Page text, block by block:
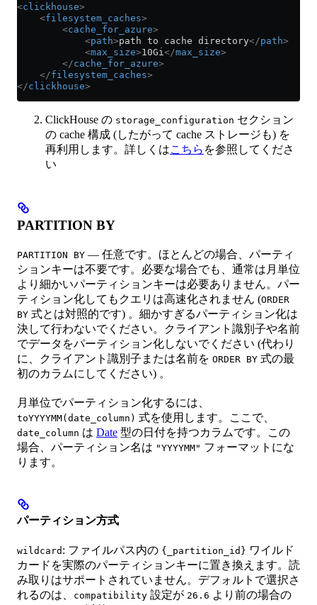
<clickhouse>
    <
filesystem_caches>
        <
cache_for_azure>
            <
path>path to cache directory</path>
            <
max_size>10Gi</max_size>
        </
cache_for_azure>
    </
filesystem_caches>
</clickhouse>
ClickHouse の storage_configuration セクション
の cache 構成 (したがって cache ストレージも) を
再利用します。詳しくはこちら を参照してくださ
い
PARTITION BY
PARTITION BY — 任意です。ほとんどの場合、パーティ
ションキーは不要です。必要な場合でも、通常は月単位
より細かいパーティションキーは必要ありません。パー
ティション化してもクエリは高速化されません (ORDER
BY 式とは対照的です) 。細かすぎるパーティション化は
決して行わないでください。クライアント識別子や名前
でデータをパーティション化しないでください (代わり
に、クライアント識別子または名前を ORDER BY 式の最
初のカラムにしてください) 。
月単位でパーティション化するには、
toYYYYMM(date_column) 式を使用します。ここで、
date_column は Date 型の日付を持つカラムです。この
場合、パーティション名は "YYYYMM" フォーマットにな
ります。
パーティション方式
wildcard : ファイルパス内の {_partition_id} ワイルド
カードを実際のパーティションキーに置き換えます。読
み取りはサポートされていません。デフォルトで選択さ
れるのは、
compatibility 設定が 26.6 より前の場合の